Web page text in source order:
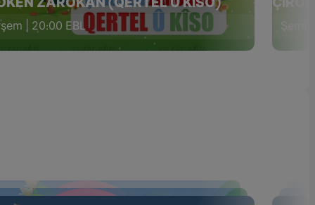
ZAROKAN (QERTEL Û KÎSO)
| 20:00 EBL Şemî